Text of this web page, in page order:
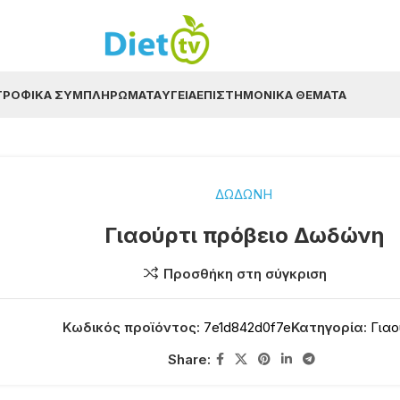
ΣΥΜΠΛΗΡΏΜΑΤΑΥΓΕΊΑΕΠΙΣΤΗΜΟΝΙΚΆ ΘΈΜΑΤΑ
ΔΩΔΩΝΗ
Γιαούρτι πρόβειο Δωδώνη
Προσθήκη στη σύγκριση
Κωδικός προϊόντος: 7e1d842d0f7eΚατηγορία:
Share: